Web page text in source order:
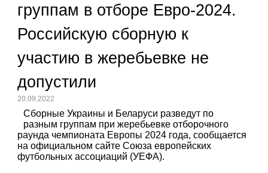
группам в отборе Евро-2024.
Российскую сборную к
участию в жеребьевке не
допустили
20.09.2022
Сборные Украины и Беларуси разведут по
разным группам при жеребьевке отборочного
раунда чемпионата Европы 2024 года, сообщается
на официальном сайте Союза европейских
футбольных ассоциаций (УЕФА).